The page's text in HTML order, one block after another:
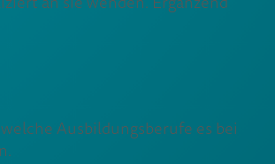
Ausbildungsberufe es bei